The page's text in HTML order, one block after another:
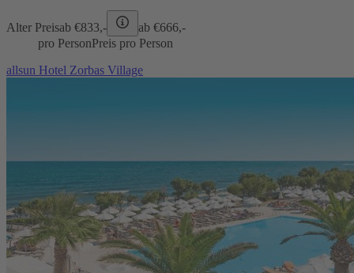
Alter Preisab €833,- ab €666,-
pro PersonPreis pro Person
allsun Hotel Zorbas Village